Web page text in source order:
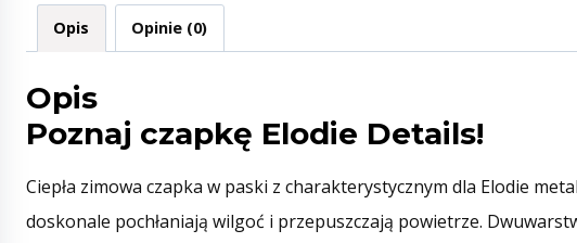
Opis Opinie (0)
Opis
Poznaj czapkę Elodie Details!
Ciepła zimowa czapka w paski z charakterystycznym dla Elodie
doskonale pochłaniają wilgoć i przepuszczają powietrze.